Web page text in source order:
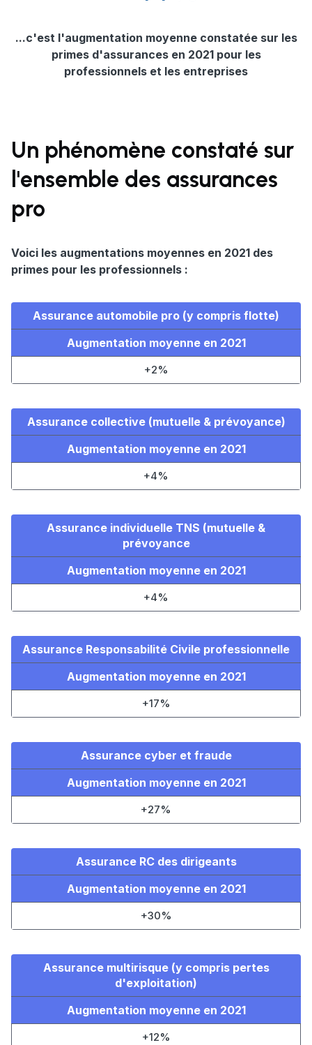
...c'est l'augmentation moyenne constatée sur les
primes d'assurances en 2021 pour les
professionnels et les entreprises
Un phénomène constaté sur
l'ensemble des assurances
pro
Voici les augmentations moyennes en 2021 des
primes pour les professionnels :
Assurance automobile pro (y compris flotte)
Augmentation moyenne en 2021
+2%
Assurance collective (mutuelle & prévoyance)
Augmentation moyenne en 2021
+4%
Assurance individuelle TNS (mutuelle &
prévoyance
Augmentation moyenne en 2021
+4%
Assurance Responsabilité Civile professionnelle
Augmentation moyenne en 2021
+17%
Assurance cyber et fraude
Augmentation moyenne en 2021
+27%
Assurance RC des dirigeants
Augmentation moyenne en 2021
+30%
Assurance multirisque (y compris pertes
d'exploitation)
Augmentation moyenne en 2021
+12%